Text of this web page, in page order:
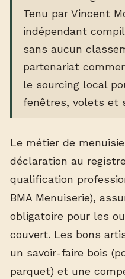
Tenu par Vincent
indépendant
sans aucun
partenariat
le sourcing local
fenêtres, volets et
Le métier de
déclaration au
qualification
BMA Menuiserie),
obligatoire pour les
couvert. Les bons
un savoir-faire bois
parquet) et une